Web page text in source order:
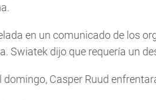
en un comunicado de los
Swiatek dijo que requería un
domingo, Casper Ruud